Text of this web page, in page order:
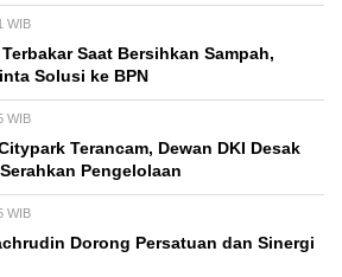
WIB
Saat Bersihkan Sampah,
Solusi ke BPN
WIB
Terancam, Dewan DKI Desak
Pengelolaan
WIB
Dorong Persatuan dan Sinergi